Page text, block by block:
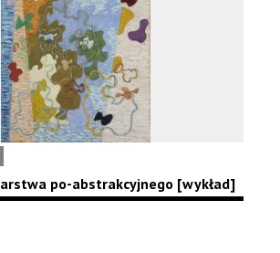
po-abstrakcyjnego [wykład]